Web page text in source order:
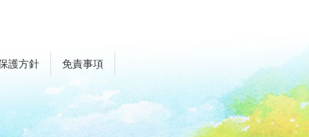
護方針 免責事項